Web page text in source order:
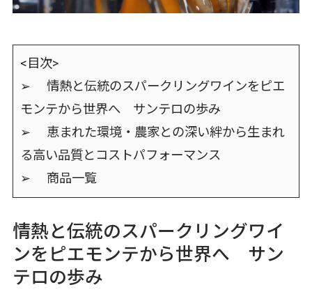
<目次>
➢ 情熱と伝統のスパークリングワインをピエ
モンテから世界へ サンテロの歩み
➢ 恵まれた環境・農家との深い絆から生まれ
る高い品質とコストパフォーマンス
➢ 商品一覧
情熱と伝統のスパークリングワイ
ンをピエモンテから世界へ サン
テロの歩み